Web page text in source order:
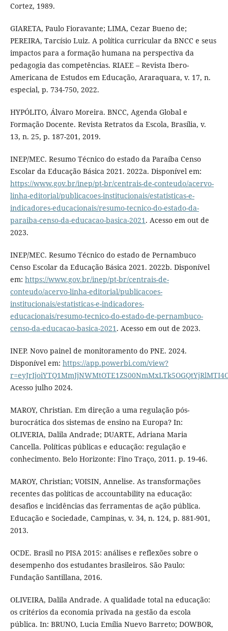
Cortez, 1989.
GIARETA, Paulo Fioravante; LIMA, Cezar Bueno de;
PEREIRA, Tarcísio Luiz. A política curricular da BNCC e seus
impactos para a formação humana na perspectiva da
pedagogia das competências. RIAEE – Revista Ibero-
Americana de Estudos em Educação, Araraquara, v. 17, n.
especial, p. 734-750, 2022.
HYPÓLITO, Álvaro Moreira. BNCC, Agenda Global e
Formação Docente. Revista Retratos da Escola, Brasília, v.
13, n. 25, p. 187-201, 2019.
INEP/MEC. Resumo Técnico do estado da Paraíba Censo
Escolar da Educação Básica 2021. 2022a. Disponível em:
https://www.gov.br/inep/pt-br/centrais-de-conteudo/acervo-
linha-editorial/publicacoes-institucionais/estatisticas-e-
indicadores-educacionais/resumo-tecnico-do-estado-da-
paraiba-censo-da-educacao-basica-2021. Acesso em out de
2023.
INEP/MEC. Resumo Técnico do estado de Pernambuco
Censo Escolar da Educação Básica 2021. 2022b. Disponível
em: https://www.gov.br/inep/pt-br/centrais-de-
conteudo/acervo-linha-editorial/publicacoes-
institucionais/estatisticas-e-indicadores-
educacionais/resumo-tecnico-do-estado-de-pernambuco-
censo-da-educacao-basica-2021. Acesso em out de 2023.
INEP. Novo painel de monitoramento do PNE. 2024.
Disponível em: https://app.powerbi.com/view?
Acesso julho 2024.
MAROY, Christian. Em direção a uma regulação pós-
burocrática dos sistemas de ensino na Europa? In:
OLIVERIA, Dalila Andrade; DUARTE, Adriana Maria
Cancella. Políticas públicas e educação: regulação e
conhecimento. Belo Horizonte: Fino Traço, 2011. p. 19-46.
MAROY, Christian; VOISIN, Annelise. As transformações
recentes das políticas de accountability na educação:
desafios e incidências das ferramentas de ação pública.
Educação e Sociedade, Campinas, v. 34, n. 124, p. 881-901,
2013.
OCDE. Brasil no PISA 2015: análises e reflexões sobre o
desempenho dos estudantes brasileiros. São Paulo:
Fundação Santillana, 2016.
OLIVEIRA, Dalila Andrade. A qualidade total na educação:
os critérios da economia privada na gestão da escola
pública. In: BRUNO, Lucia Emília Nuevo Barreto; DOWBOR,